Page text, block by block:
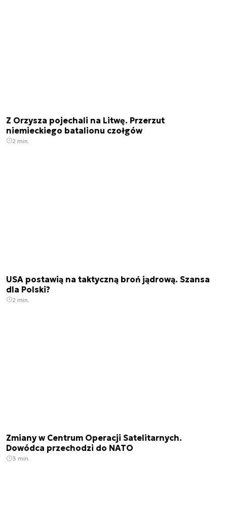
Z Orzysza pojechali na Litwę. Przerzut
niemieckiego batalionu czołgów
2 min.
USA postawią na taktyczną broń jądrową. Szansa
dla Polski?
2 min.
Zmiany w Centrum Operacji Satelitarnych.
Dowódca przechodzi do NATO
3 min.